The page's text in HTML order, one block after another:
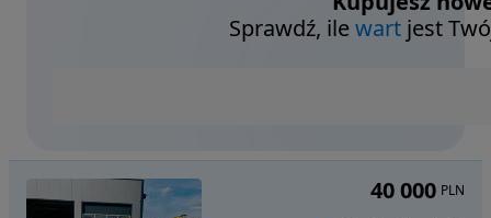
Sprawdź, ilewart jest
40 000 PLN